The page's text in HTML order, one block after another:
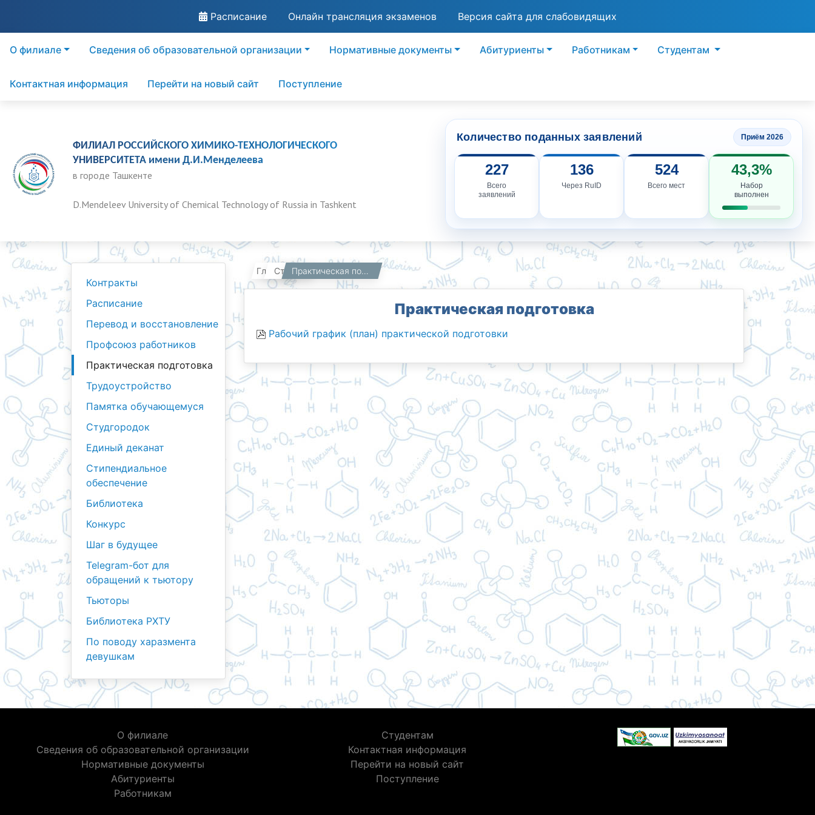
Расписание Онлайн трансляция экзаменов Версия сайта для слабовидящих
О филиале Сведения об образовательной организации Нормативные документы Абитуриенты Работникам Студентам
Контактная информация Перейти на новый сайт Поступление
ФИЛИАЛ РОССИЙСКОГО ХИМИКО-ТЕХНОЛОГИЧЕСКОГО
УНИВЕРСИТЕТА имени Д.И.Менделеева
в городе Ташкенте
D.Mendeleev University of Chemical Technology of Russia in Tashkent
Количество поданных заявлений Приём 2026
227
Всего
заявлений
136
Через RuID
524
Всего мест
43,3%
Набор
выполнен
Контракты
Расписание
Перевод и восстановление
Профсоюз работников
Практическая подготовка
Трудоустройство
Памятка обучающемуся
Студгородок
Единый деканат
Стипендиальное
обеспечение
Библиотека
Конкурс
Шаг в будущее
Telegram-бот для
обращений к тьютору
Тьюторы
Библиотека РХТУ
По поводу харазмента
девушкам
Главная Студентам Практическая подготовка
Практическая подготовка
Рабочий график (план) практической подготовки
О филиале
Сведения об образовательной организации
Нормативные документы
Абитуриенты
Работникам
Студентам
Контактная информация
Перейти на новый сайт
Поступление